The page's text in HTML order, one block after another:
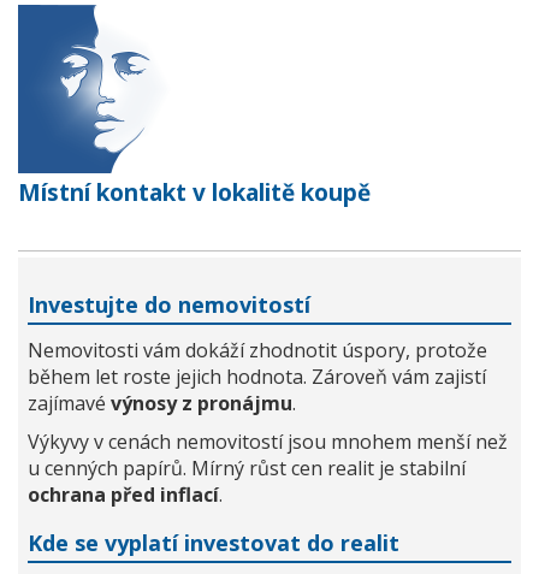
Místní kontakt v lokalitě koupě
Investujte do nemovitostí
Nemovitosti vám dokáží zhodnotit úspory, protože
během let roste jejich hodnota. Zároveň vám zajistí
zajímavé výnosy z pronájmu.
Výkyvy v cenách nemovitostí jsou mnohem menší než
u cenných papírů. Mírný růst cen realit je stabilní
ochrana před inflací.
Kde se vyplatí investovat do realit